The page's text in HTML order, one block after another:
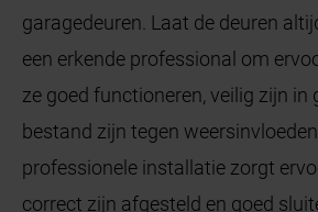
garagedeuren. Laat de deuren
een erkende professional om
ze goed functioneren, veilig zijn in
bestand zijn tegen
professionele installatie zorgt
correct zijn afgesteld en goed